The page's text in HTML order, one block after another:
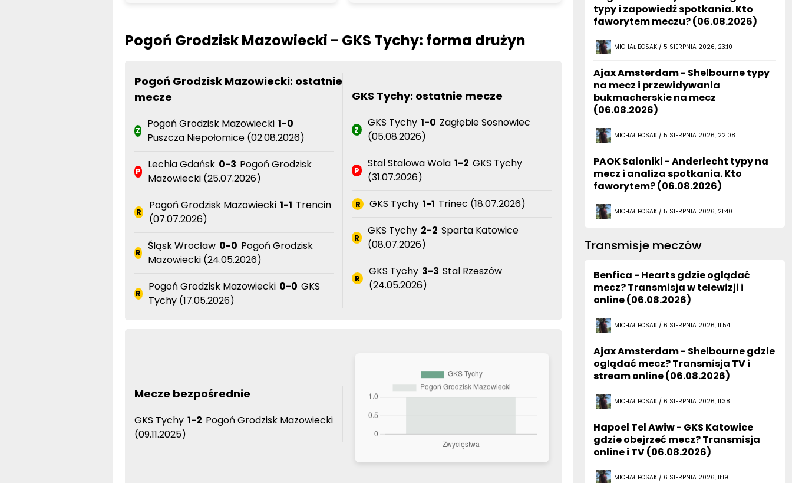
Pogoń Grodzisk Mazowiecki - GKS Tychy: forma drużyn
Pogoń Grodzisk Mazowiecki: ostatnie
mecze
Z
Pogoń Grodzisk Mazowiecki 1-0
Puszcza Niepołomice (02.08.2026)
P
Lechia Gdańsk 0-3 Pogoń Grodzisk
Mazowiecki (25.07.2026)
R
Pogoń Grodzisk Mazowiecki 1-1 Trencin
(07.07.2026)
R
Śląsk Wrocław 0-0 Pogoń Grodzisk
Mazowiecki (24.05.2026)
R
Pogoń Grodzisk Mazowiecki 0-0 GKS
Tychy (17.05.2026)
GKS Tychy: ostatnie mecze
Z
GKS Tychy 1-0 Zagłębie Sosnowiec
(05.08.2026)
P
Stal Stalowa Wola 1-2 GKS Tychy
(31.07.2026)
R GKS Tychy 1-1 Trinec (18.07.2026)
R
GKS Tychy 2-2 Sparta Katowice
(08.07.2026)
R
GKS Tychy 3-3 Stal Rzeszów
(24.05.2026)
Mecze bezpośrednie
GKS Tychy 1-2 Pogoń Grodzisk Mazowiecki
(09.11.2025)
typy i zapowiedź spotkania. Kto
faworytem meczu? (06.08.2026)
MICHAŁ BOSAK / 5 SIERPNIA 2026, 23:10
Ajax Amsterdam - Shelbourne typy
na mecz i przewidywania
bukmacherskie na mecz
(06.08.2026)
MICHAŁ BOSAK / 5 SIERPNIA 2026, 22:08
PAOK Saloniki - Anderlecht typy na
mecz i analiza spotkania. Kto
faworytem? (06.08.2026)
MICHAŁ BOSAK / 5 SIERPNIA 2026, 21:40
Transmisje meczów
Benfica - Hearts gdzie oglądać
mecz? Transmisja w telewizji i
online (06.08.2026)
MICHAŁ BOSAK / 6 SIERPNIA 2026, 11:54
Ajax Amsterdam - Shelbourne gdzie
oglądać mecz? Transmisja TV i
stream online (06.08.2026)
MICHAŁ BOSAK / 6 SIERPNIA 2026, 11:38
Hapoel Tel Awiw - GKS Katowice
gdzie obejrzeć mecz? Transmisja
online i TV (06.08.2026)
MICHAŁ BOSAK / 6 SIERPNIA 2026, 11:19